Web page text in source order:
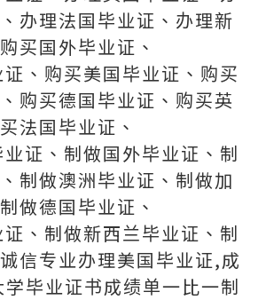
办理法国毕业证、办理新
买国外毕业证、
、购买美国毕业证、购买
购买德国毕业证、购买英
法国毕业证、
证、制做国外毕业证、制
制做澳洲毕业证、制做加
做德国毕业证、
、制做新西兰毕业证、制
信专业办理美国毕业证,成
毕业证书成绩单一比一制